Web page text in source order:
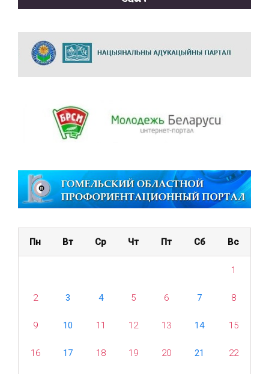
Пн Вт Ср Чт Пт Сб Вс
1
2 3 4 5 6 7 8
9 10 11 12 13 14 15
16 17 18 19 20 21 22